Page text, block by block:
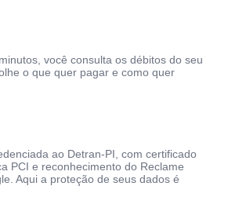
você consulta os débitos do seu
o que quer pagar e como quer
ao Detran-PI, com certificado
PCI e reconhecimento do Reclame
Aqui a proteção de seus dados é